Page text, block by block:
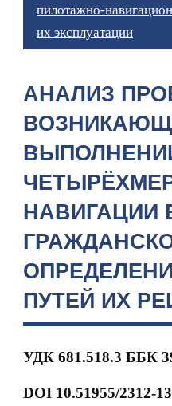
пилотажно-
их эксплуатации
АНАЛИЗ
НАВИГАЦИИ
ПУТЕЙ ИХ
УДК 681.518.3 ББК
DOI10.51955/2312-